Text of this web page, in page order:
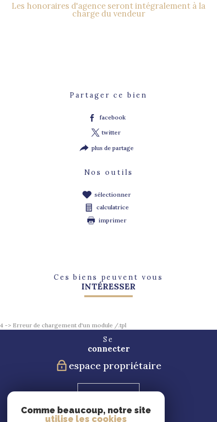
Les honoraires d'agence seront intégralement à la
charge du vendeur
Partager ce bien
facebook
twitter
plus de partage
Nos outils
sélectionner
calculatrice
imprimer
Ces biens peuvent vous
INTÉRESSER
4 -> Erreur de chargement d'un module /.tpl
Se
connecter
espace propriétaire
Comme beaucoup, notre site
utilise les cookies